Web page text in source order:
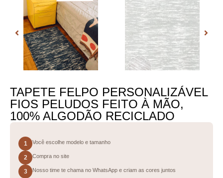
TAPETE FELPO PERSONALIZÁVEL
FIOS PELUDOS FEITO À MÃO,
100% ALGODÃO RECICLADO
1 Você escolhe modelo e tamanho
2 Compra no site
3 Nosso time te chama no WhatsApp e criam as cores juntos